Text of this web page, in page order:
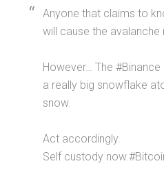
Anyone that claims to
will cause the avalanche
However… The
a really big snowflake
snow.
Act accordingly.
Self custody